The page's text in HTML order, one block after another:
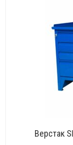
Верстак